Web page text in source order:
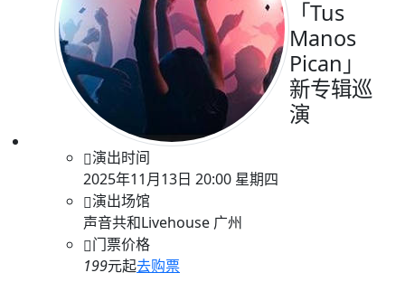
「Tus
Manos
Pican」
新专辑巡
演
演出时间
2025年11月13日 20:00 星期四
演出场馆
声音共和Livehouse 广州
门票价格
199元起去购票